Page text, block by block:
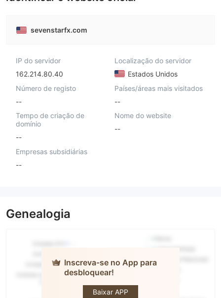
sevenstarfx.com
IP do servidor
162.214.80.40
Localização do servidor
Estados Unidos
Número de registo
--
Países/áreas mais visitados
--
Tempo de criação de
domínio
--
Nome do website
--
Empresas subsidiárias
--
Genealogia
Inscreva-se no App para
desbloquear!
Baixar APP
SEVEN